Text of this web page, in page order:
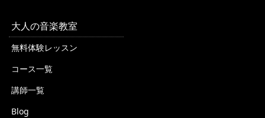
大人の音楽教室
無料体験レッスン
コース一覧
講師一覧
Blog